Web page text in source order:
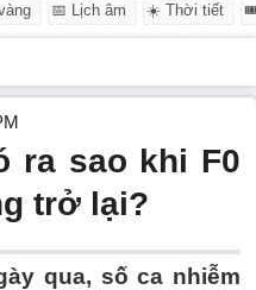
📅 Lịch âm ☀️ Thời tiết
ra sao khi F0
trở lại?
qua, số ca nhiễm